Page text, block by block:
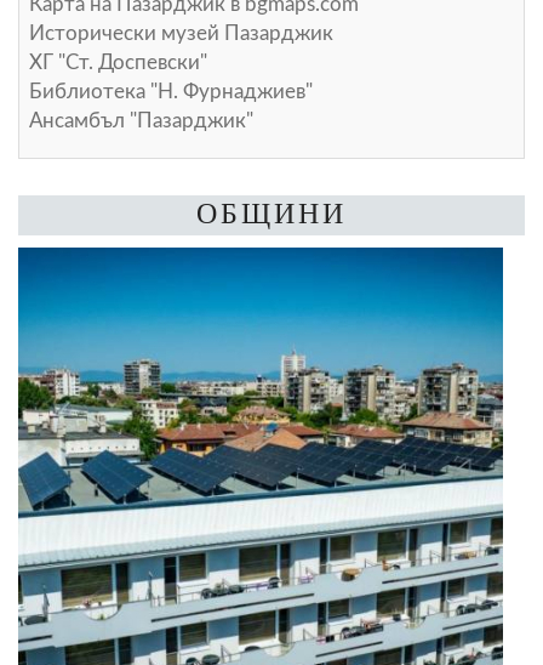
Исторически музей Пазарджик
ХГ "Ст. Доспевски"
Библиотека "Н. Фурнаджиев"
Ансамбъл "Пазарджик"
ОБЩИНИ